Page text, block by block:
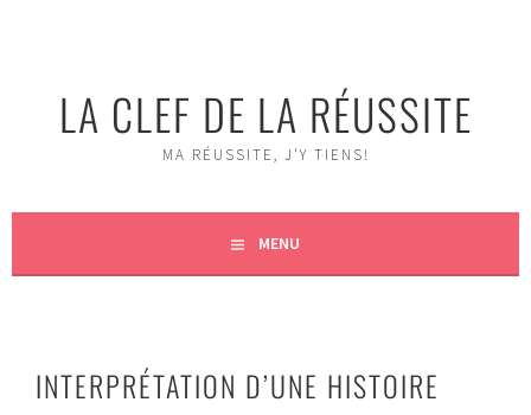
LA CLEF DE LA RÉUSSITE
MA RÉUSSITE, J'Y TIENS!
MENU
INTERPRÉTATION D’UNE HISTOIRE